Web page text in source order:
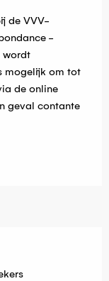
de VVV-
-
wordt
mogelijk om tot
de online
geval contante